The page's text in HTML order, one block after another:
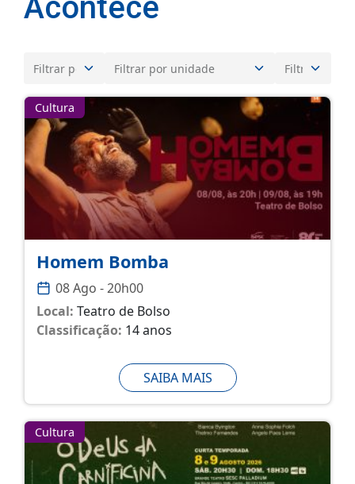
Acontece
Cultura
Homem Bomba
08 Ago - 20h00
Local: Teatro de Bolso
Classificação: 14 anos
SAIBA MAIS
Cultura